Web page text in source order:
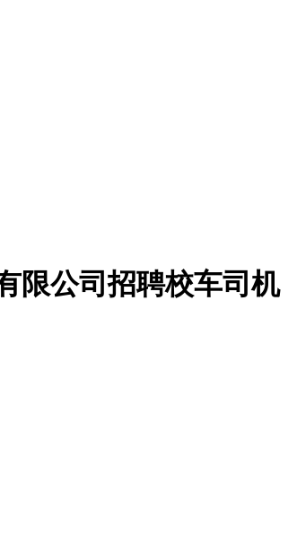
限公司招聘校车司机